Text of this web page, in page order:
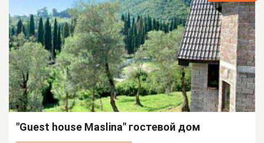
"Guest house Maslina" гостевой дом